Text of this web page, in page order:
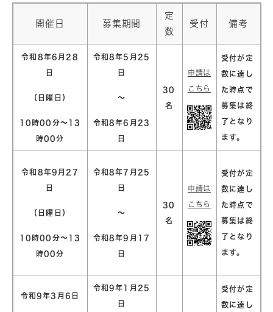
開催日 募集期間
定
数
受付 備考
令和8年6月28
日
（日曜日）
10時00分～13
時00分
令和8年5月25
日
～
令和8年6月23
日
30
名
申請は
こちら
受付が定
数に達し
た時点で
募集は終
了となり
ます。
令和8年9月27
日
（日曜日）
10時00分～13
時00分
令和8年7月25
日
～
令和8年9月17
日
30
名
申請は
こちら
受付が定
数に達し
た時点で
募集は終
了となり
ます。
令和9年3月6日
令和9年1月25
日
受付が定
数に達し